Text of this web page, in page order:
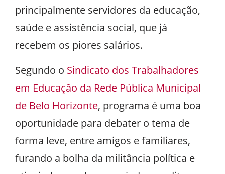
principalmente servidores da educação,
saúde e assistência social, que já
recebem os piores salários.
Segundo o Sindicato dos Trabalhadores
em Educação da Rede Pública Municipal
de Belo Horizonte, programa é uma boa
oportunidade para debater o tema de
forma leve, entre amigos e familiares,
furando a bolha da militância política e